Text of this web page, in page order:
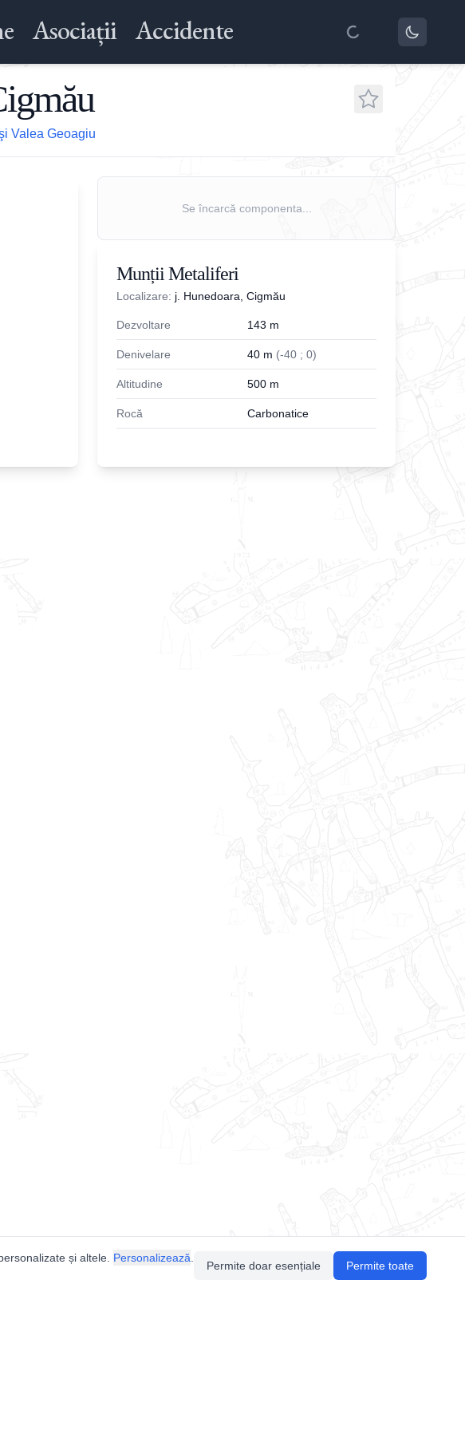
Asociații Accidente
Valea Geoagiu
Se încarcă componenta...
Munții Metaliferi
Localizare: j. Hunedoara, Cigmău
Dezvoltare 143 m
Denivelare 40 m (-40 ; 0)
Altitudine 500 m
Rocă Carbonatice
și altele. Personalizează
Permite doar esențiale Permite toate